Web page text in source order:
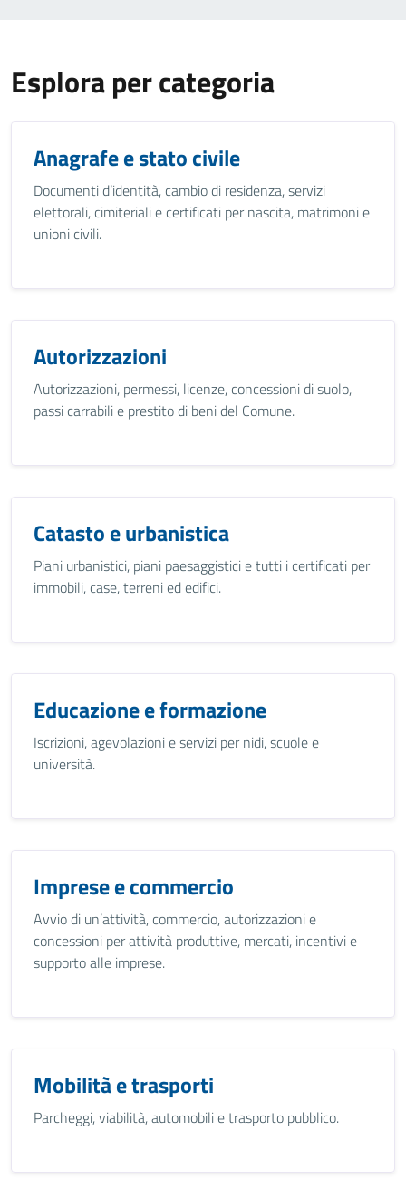
Esplora per categoria
Anagrafe e stato civile
Documenti d’identità, cambio di residenza, servizi
elettorali, cimiteriali e certificati per nascita, matrimoni e
unioni civili.
Autorizzazioni
Autorizzazioni, permessi, licenze, concessioni di suolo,
passi carrabili e prestito di beni del Comune.
Catasto e urbanistica
Piani urbanistici, piani paesaggistici e tutti i certificati per
immobili, case, terreni ed edifici.
Educazione e formazione
Iscrizioni, agevolazioni e servizi per nidi, scuole e
università.
Imprese e commercio
Avvio di un’attività, commercio, autorizzazioni e
concessioni per attività produttive, mercati, incentivi e
supporto alle imprese.
Mobilità e trasporti
Parcheggi, viabilità, automobili e trasporto pubblico.